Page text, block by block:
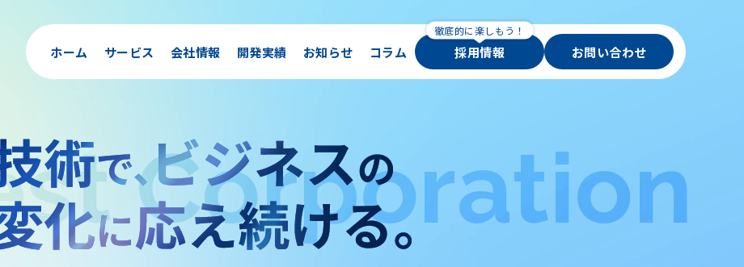
ホーム サービス 会社情報 開発実績 お知らせ コラム 採用情報 お問い合わせ
Corporation